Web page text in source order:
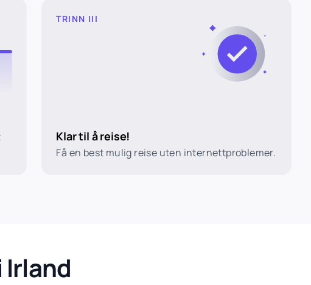
TRINN III
Klar til å reise!
Få en best mulig reise uten internettproblemer.
Irland